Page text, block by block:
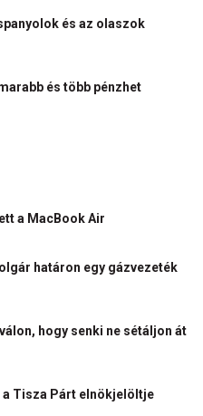
és az olaszok
és több pénzhet
a MacBook Air
határon egy gázvezeték
hogy senki ne sétáljon át
a Tisza Párt elnökjelöltje